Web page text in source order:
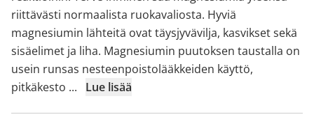
riittävästi normaalista ruokavaliosta. Hyviä
magnesiumin lähteitä ovat täysjyvävilja, kasvikset sekä
sisäelimet ja liha. Magnesiumin puutoksen taustalla on
usein runsas nesteenpoistolääkkeiden käyttö,
pitkäkesto ... Lue lisää